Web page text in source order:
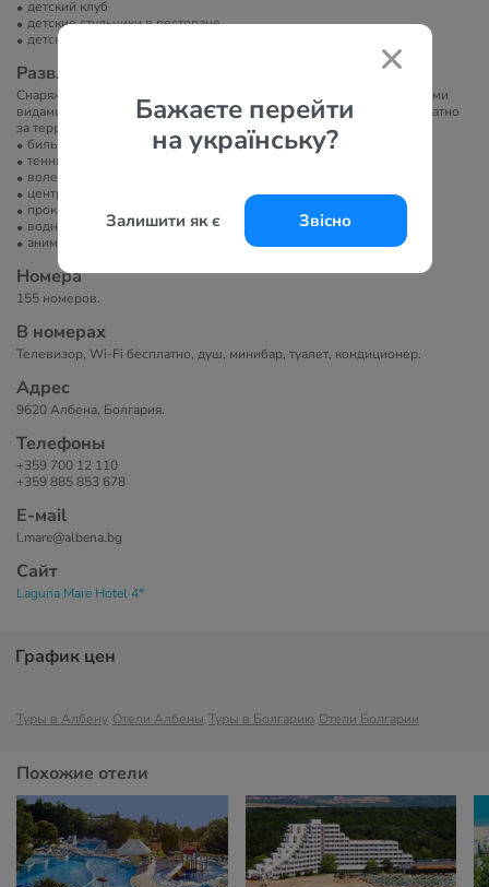
Бажаєте перейти
на українську?
Залишити як є Звісно
детский клуб
детские стульчики в ресторане
детская кроватка
Развлечение и спорт
Снаряжение для тенниса платно, оборудование для занятия водными
видами спорта (на территории) платно, массаж платно, аквапарк платно
за территорией, анимационные программы, футбол, баскетбол.
бильярд
теннисный корт
волейбол
центр верховой езды
прокат велосипедов
водные развлечения
анимация
Номера
155 номеров.
В номерах
Телевизор, Wi-Fi бесплатно, душ, минибар, туалет, кондиционер.
Адрес
9620 Албена, Болгария.
Телефоны
+359 700 12 110
+359 885 853 678
Е-маil
l.mare@albena.bg
Сайт
Laguna Mare Hotel 4*
График цен
Туры в Албену Отели Албены Туры в Болгарию Отели Болгарии
Похожие отели